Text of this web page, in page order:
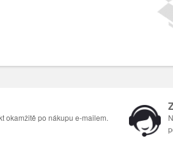
okamžitě po nákupu e-mailem.